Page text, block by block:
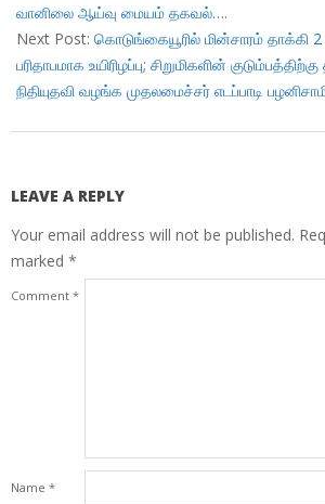
வானிலை ஆய்வு மையம் தகவல்….
Next Post: கொடுங்கையூரில் மின்சாரம் தாக்கி
பரிதாபமாக உயிரிழப்பு; சிறுமிகளின்
நிதியுதவி வழங்க முதலமைச்சர் எடப்பாடி
LEAVE A REPLY
Your email address will not be published.
marked *
Comment *
Name *